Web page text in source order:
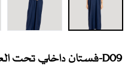
D09-فستان داخلي تحت العباية قماش كريب لون كحلي